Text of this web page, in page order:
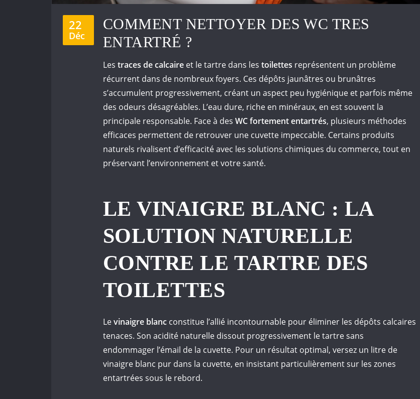
22
Déc
COMMENT NETTOYER DES WC TRES
ENTARTRÉ ?
Les traces de calcaire et le tartre dans les toilettes représentent un problème
récurrent dans de nombreux foyers. Ces dépôts jaunâtres ou brunâtres
s’accumulent progressivement, créant un aspect peu hygiénique et parfois même
des odeurs désagréables. L’eau dure, riche en minéraux, en est souvent la
principale responsable. Face à des WC fortement entartrés, plusieurs méthodes
efficaces permettent de retrouver une cuvette impeccable. Certains produits
naturels rivalisent d’efficacité avec les solutions chimiques du commerce, tout en
préservant l’environnement et votre santé.
LE VINAIGRE BLANC : LA
SOLUTION NATURELLE
CONTRE LE TARTRE DES
TOILETTES
Levinaigre blanc constitue l’allié incontournable pour éliminer les dépôts calcaires
tenaces. Son acidité naturelle dissout progressivement le tartre sans
endommager l’émail de la cuvette. Pour un résultat optimal, versez un litre de
vinaigre blanc pur dans la cuvette, en insistant particulièrement sur les zones
entartrées sous le rebord.